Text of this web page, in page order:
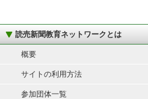
読売新聞教育ネットワークとは
概要
サイトの利用方法
参加団体一覧